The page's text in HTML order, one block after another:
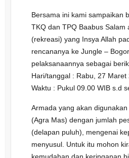
Bersama ini kami sampaikan
TKQ dan TPQ Baabus Salam
(rekreasi) yang Insya Allah
rencananya ke Jungle –
pelaksanaannya sebagai
Hari/tanggal : Rabu, 27 Maret
Waktu : Pukul 09.00 WIB s.d
Armada yang akan
(Agra Mas) dengan jumlah
(delapan puluh), mengenai
menyusul. Untuk itu mohon